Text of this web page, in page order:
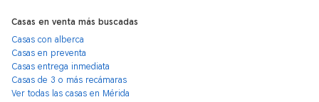
Casas en venta más buscadas
Casas con alberca
Casas en preventa
Casas entrega inmediata
Casas de 3 o más recámaras
Ver todas las casas en Mérida